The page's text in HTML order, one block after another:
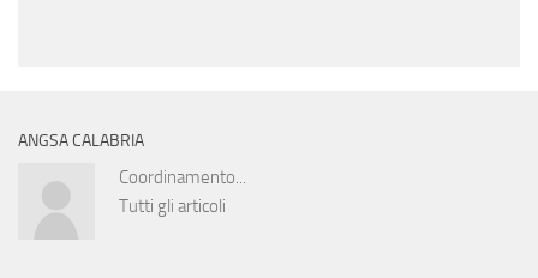
ANGSA CALABRIA
Coordinamento...
Tutti gli articoli